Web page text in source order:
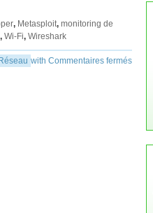
, Metasploit, monitoring de
, Wi-Fi, Wireshark
with Commentaires fermés